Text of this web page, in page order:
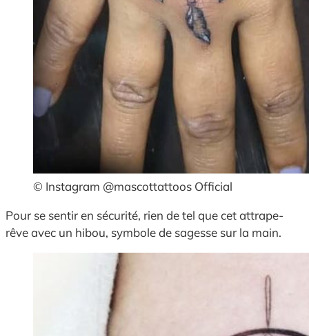
© Instagram @mascottattoos Official
Pour se sentir en sécurité, rien de tel que cet attrape-
rêve avec un hibou, symbole de sagesse sur la main.